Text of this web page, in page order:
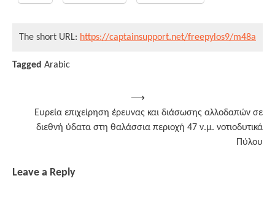
The short URL: https://captainsupport.net/freepylos9/m48a
Tagged Arabic
navigation
Ευρεία επιχείρηση έρευνας και διάσωσης αλλοδαπών σε
διεθνή ύδατα στη θαλάσσια περιοχή 47 ν.μ. νοτιοδυτικά
Πύλου
⟶
Leave a Reply